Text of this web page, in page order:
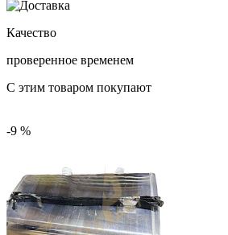
Качество
проверенное временем
С этим товаром покупают
-9 %